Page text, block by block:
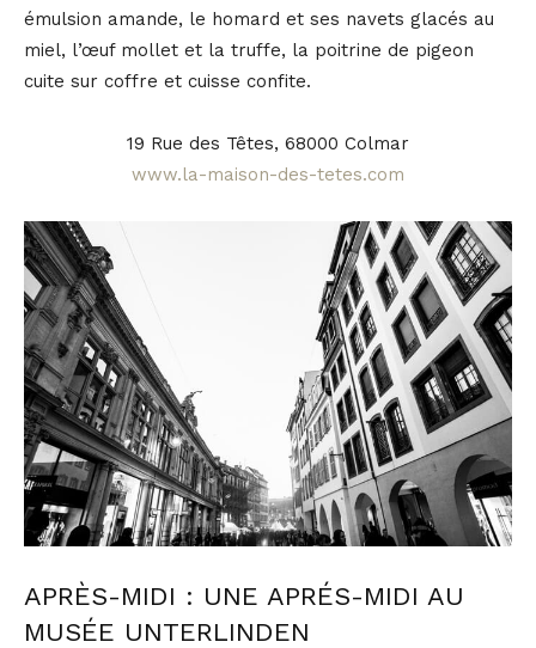
émulsion amande, le homard et ses navets glacés au
miel, l’œuf mollet et la truffe, la poitrine de pigeon
cuite sur coffre et cuisse confite.
19 Rue des Têtes, 68000 Colmar
www.la-maison-des-tetes.com
APRÈS-MIDI : UNE APRÉS-MIDI AU
MUSÉE UNTERLINDEN